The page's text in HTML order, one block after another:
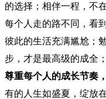
的选择；相伴一程，不
每个人走的路不同，看
彼此的生活充满尴尬；
步，才是最高级的成全
尊重每个人的成长节奏
有的人生如盛夏，绽放